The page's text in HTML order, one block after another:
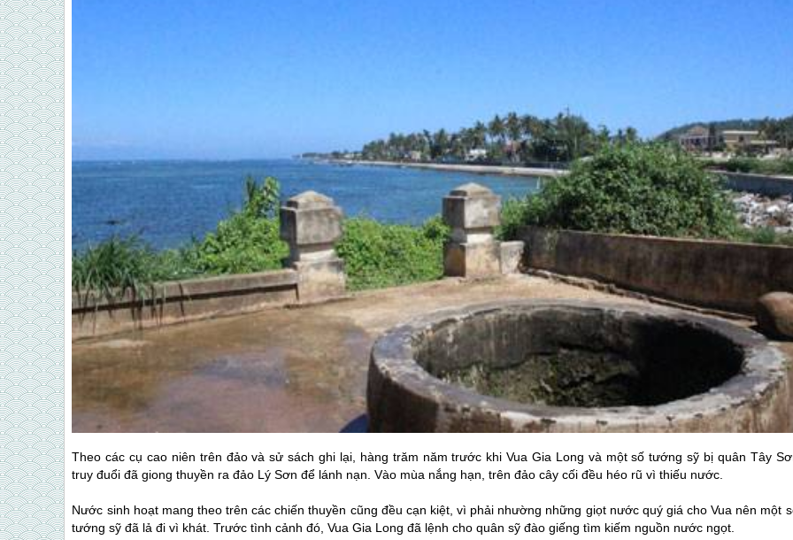
Theo các cụ cao niên trên đảo và sử sách ghi lại, hàng trăm năm trước khi Vua Gia Long và một số tướng sỹ bị quân Tây
truy đuổi đã giong thuyền rađảo Lý Sơn để lánh nạn. Vào mùa nắng hạn, trên đảo cây cối đều héo rũ vì thiếu nước.
Nước sinh hoạt mang theo trên các chiến thuyền cũng đều cạn kiệt, vì phải nhường những giọt nước quý giá cho Vua nên một
tướng sỹ đã lả đi vì khát. Trước tình cảnh đó, Vua Gia Long đã lệnh cho quân sỹ đào giếng tìm kiếm nguồn nước ngọt.